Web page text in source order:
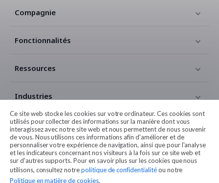
Ce site web stocke les cookies sur votre ordinateur. Ces cookies sont
utilisés pour collecter des informations sur la manière dont vous
interagissez avec notre site web et nous permettent de nous souvenir
de vous. Nous utilisons ces informations afin d'améliorer et de
personnaliser votre expérience de navigation, ainsi que pour l'analyse
et les indicateurs concernant nos visiteurs à la fois sur ce site web et
sur d'autres supports. Pour en savoir plus sur les cookies que nous
utilisons, consultez notrepolitique de confidentialitéou notre
Politique en matière de cookies.
Compagnie
Fonctionnalités
Ressources
Industries
Contact
Légales